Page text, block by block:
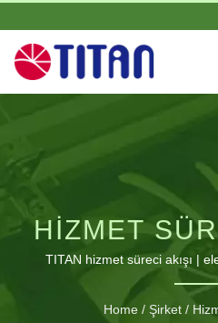
HIZMET
SOĞUTMA
TERMAL
TITAN hizmet süreci akışı |
soğutma
Home / Şirket /